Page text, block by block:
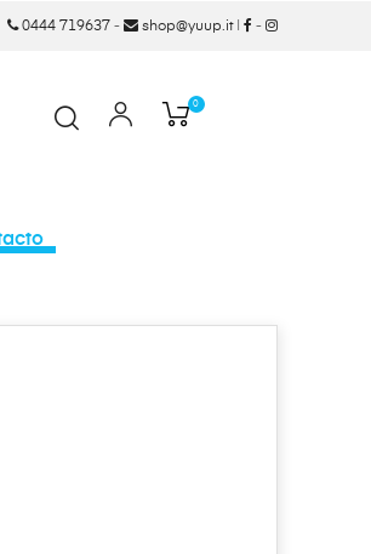
0444 719637- shop@yuup.it| -
0